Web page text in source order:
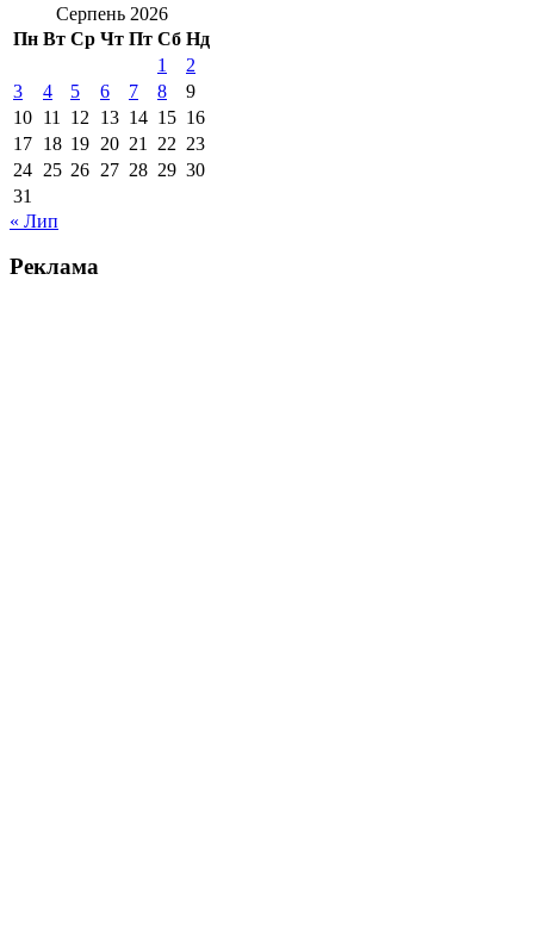
Серпень 2026
Пн Вт Ср Чт Пт Сб Нд
1
2
3
4 5 6 7 8
9
10 11 12 13 14 15 16
17 18 19 20 21 22 23
24 25 26 27 28 29 30
31
« Лип
Реклама